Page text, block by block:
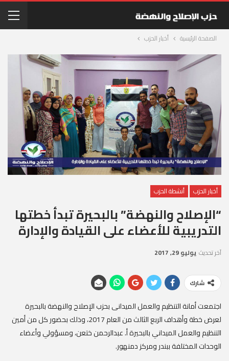
الصفحة الرئيسية أخبار الحزب
أخبار الحزب أنشطة الحزب
“الإصلاح والنهضة” بالبحيرة تبدأ خطتها
التدريبية للأعضاء على القيادة والإدارة
آخر تحديث يوليو 29, 2017
شارك
اجتمعت أمانة التنظيم والعمل الميدانى بحزب الإصلاح والنهضة بالبحيرة
لعرض خطة وأهداف الربع الثالث من العام 2017، وذلك بحضور كل من أمين
التنظيم والعمل الميداني بالبحيرة أ. عبدالرحمن ختعن، ومسؤولي وأعضاء
الوحدات المختلفة ببندر ومركز دمنهور.